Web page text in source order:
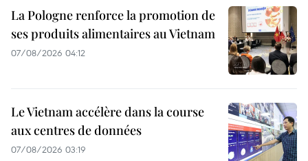
La Pologne renforce la promotion de
ses produits alimentaires au Vietnam
07/08/2026 04:12
Le Vietnam accélère dans la course
aux centres de données
07/08/2026 03:19